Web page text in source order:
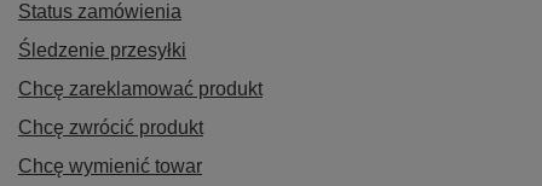
Status zamówienia
Śledzenie przesyłki
Chcę zareklamować produkt
Chcę zwrócić produkt
Chcę wymienić towar